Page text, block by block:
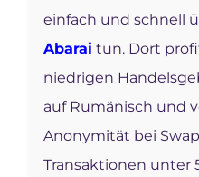
einfach und schnell
Abarai tun. Dort
niedrigen
auf Rumänisch und
Anonymität bei
Transaktionen unter